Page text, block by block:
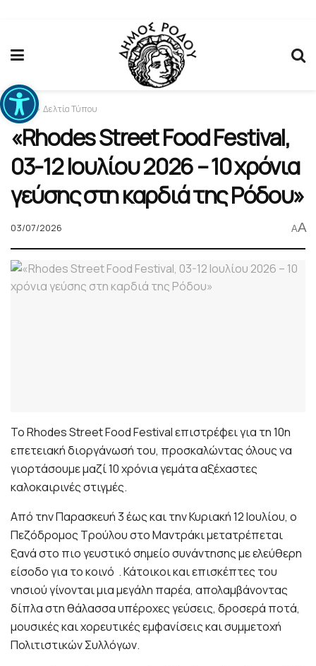
Ανοίξτε τη γραμμή εργαλείων
Home Δελτία Τύπου
«Rhodes Street Food Festival,
03-12 Ιουλίου 2026 – 10 χρόνια
γεύσης στη καρδιά της Ρόδου»
03/07/2026 AA
Το Rhodes Street Food Festival επιστρέφει για τη 10η
επετειακή διοργάνωσή του, προσκαλώντας όλους να
γιορτάσουμε μαζί 10 χρόνια γεμάτα αξέχαστες
καλοκαιρινές στιγμές.
Από την Παρασκευή 3 έως και την Κυριακή 12 Ιουλίου, ο
Πεζόδρομος Τρούλου στο Μαντράκι μετατρέπεται
ξανά στο πιο γευστικό σημείο συνάντησης με ελεύθερη
είσοδο για το κοινό . Κάτοικοι και επισκέπτες του
νησιού γίνονται μια μεγάλη παρέα, απολαμβάνοντας
δίπλα στη θάλασσα υπέροχες γεύσεις, δροσερά ποτά,
μουσικές και χορευτικές εμφανίσεις και συμμετοχή
Πολιτιστικών Συλλόγων.